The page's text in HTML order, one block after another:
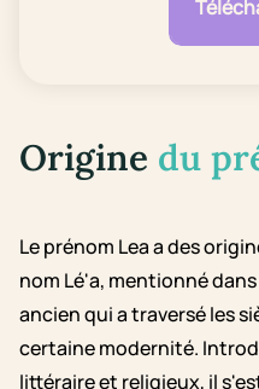
Origine du
Le prénom Lea a des
nom Lé'a, mentionné
ancien qui a traversé les
certaine modernité.
littéraire et religieux, il